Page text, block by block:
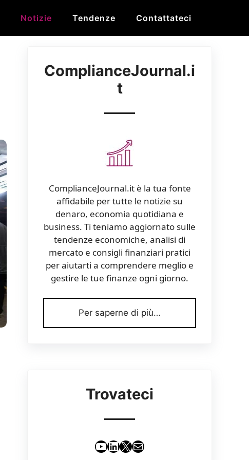
Notizie Tendenze Contattateci
ComplianceJournal.i
t
ComplianceJournal.it è la tua fonte
affidabile per tutte le notizie su
denaro, economia quotidiana e
business. Ti teniamo aggiornato sulle
tendenze economiche, analisi di
mercato e consigli finanziari pratici
per aiutarti a comprendere meglio e
gestire le tue finanze ogni giorno.
Per saperne di più…
Trovateci
YouTube
LinkedIn
X Email